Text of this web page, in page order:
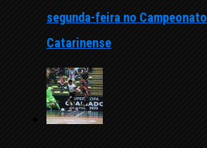
segunda-feira no Campeonato
Catarinense